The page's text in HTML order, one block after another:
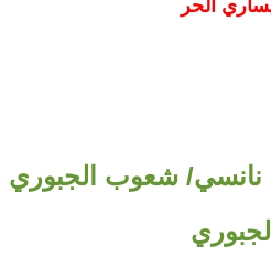
الحر
نانسي/ شعوب